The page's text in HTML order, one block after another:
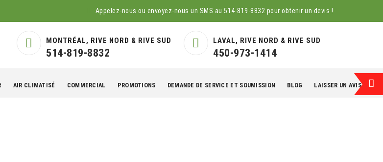
Appelez-nous ou envoyez-nous un SMS au 514-819-8832 pour obtenir un devis !
MONTRÉAL, RIVE NORD & RIVE SUD
514-819-8832
LAVAL, RIVE NORD & RIVE SUD
450-973-1414
AIR CLIMATISÉ COMMERCIAL PROMOTIONS DEMANDE DE SERVICE ET SOUMISSION BLOG LAISSER UN AVIS EN